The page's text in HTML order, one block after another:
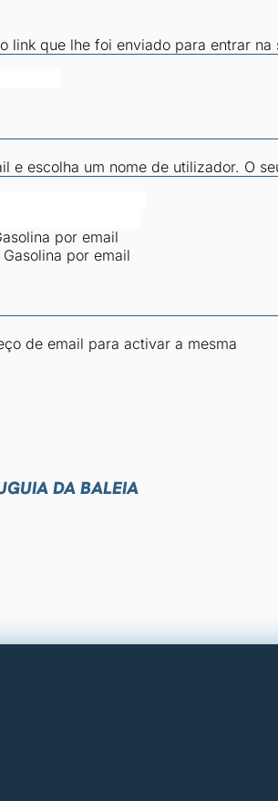
link que lhe foi enviado para entrar
e escolha um nome de utilizador. O
por email
por email
de email para activar a mesma
DA BALEIA